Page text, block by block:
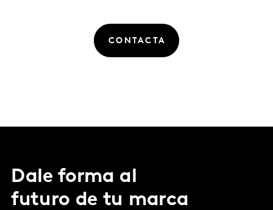
CONTACTA
Dale forma al
futuro de tu marca